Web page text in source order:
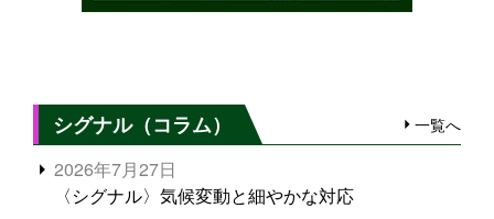
シグナル（コラム） 一覧へ
2026年7月27日
〈シグナル〉気候変動と細やかな対応